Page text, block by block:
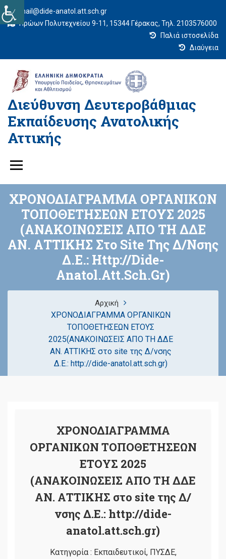
mail@dide-anatol.att.sch.gr
Ηρώων Πολυτεχνείου 9-11, 15344 Γέρακας, Τηλ. 2103576000
Παλιά ιστοσελίδα
Διαύγεια
Διεύθυνση Δευτεροβάθμιας
Εκπαίδευσης Ανατολικής
Αττικής
ΧΡΟΝΟΔΙΑΓΡΑΜΜΑ ΟΡΓΑΝΙΚΩΝ
ΤΟΠΟΘΕΤΗΣΕΩΝ ΕΤΟΥΣ 2025
(ΑΝΑΚΟΙΝΩΣΕΙΣ ΑΠΟ ΤΗ ΔΔΕ
ΑΝ. ΑΤΤΙΚΗΣ Στο Site Της Δ/νσης
Δ.Ε.: Http://dide-
Anatol.att.sch.gr)
Αρχική
ΧΡΟΝΟΔΙΑΓΡΑΜΜΑ ΟΡΓΑΝΙΚΩΝ
ΤΟΠΟΘΕΤΗΣΕΩΝ ΕΤΟΥΣ
2025(ΑΝΑΚΟΙΝΩΣΕΙΣ ΑΠΟ ΤΗ ΔΔΕ
ΑΝ. ΑΤΤΙΚΗΣ στο site της Δ/νσης
Δ.Ε.: http://dide-anatol.att.sch.gr)
ΧΡΟΝΟΔΙΑΓΡΑΜΜΑ
ΟΡΓΑΝΙΚΩΝ ΤΟΠΟΘΕΤΗΣΕΩΝ
ΕΤΟΥΣ 2025
(ΑΝΑΚΟΙΝΩΣΕΙΣ ΑΠΟ ΤΗ ΔΔΕ
ΑΝ. ΑΤΤΙΚΗΣ στο site της Δ/
νσης Δ.Ε.: http://dide-
anatol.att.sch.gr)
Κατηγορία : Εκπαιδευτικοί, ΠΥΣΔΕ,